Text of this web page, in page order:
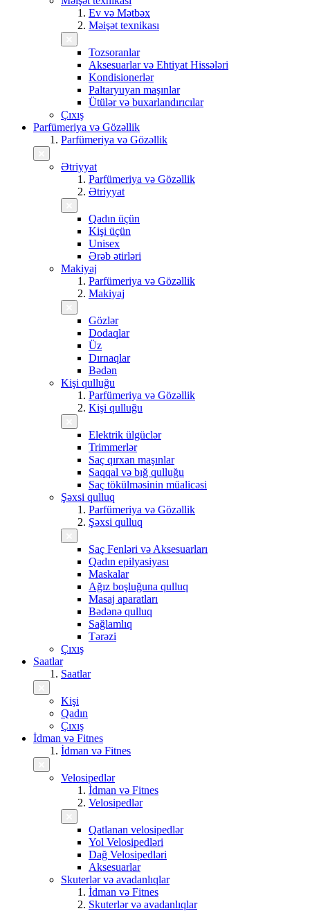
Ev və Mətbəx
Məişət texnikası
Tozsoranlar
Aksesuarlar və Ehtiyat Hissələri
Kondisionerlər
Paltaryuyan maşınlar
Ütülər və buxarlandırıcılar
Çıxış
Parfümeriya və Gözəllik
Parfümeriya və Gözəllik
Ətriyyat
Parfümeriya və Gözəllik
Ətriyyat
Qadın üçün
Kişi üçün
Unisex
Ərəb ətirləri
Makiyaj
Parfümeriya və Gözəllik
Makiyaj
Gözlər
Dodaqlar
Üz
Dırnaqlar
Bədən
Kişi qulluğu
Parfümeriya və Gözəllik
Kişi qulluğu
Elektrik ülgüclər
Trimmerlər
Saç qırxan maşınlar
Saqqal və bığ qulluğu
Saç tökülməsinin müalicəsi
Şəxsi qulluq
Parfümeriya və Gözəllik
Şəxsi qulluq
Saç Fenləri və Aksesuarları
Qadın epilyasiyası
Maskalar
Ağız boşluğuna qulluq
Masaj aparatları
Bədənə qulluq
Sağlamlıq
Tərəzi
Çıxış
Saatlar
Saatlar
Kişi
Qadın
Çıxış
İdman və Fitnes
İdman və Fitnes
Velosipedlər
İdman və Fitnes
Velosipedlər
Qatlanan velosipedlər
Yol Velosipedləri
Dağ Velosipedləri
Aksesuarlar
Skuterlər və avadanlıqlar
İdman və Fitnes
Skuterlər və avadanlıqlar